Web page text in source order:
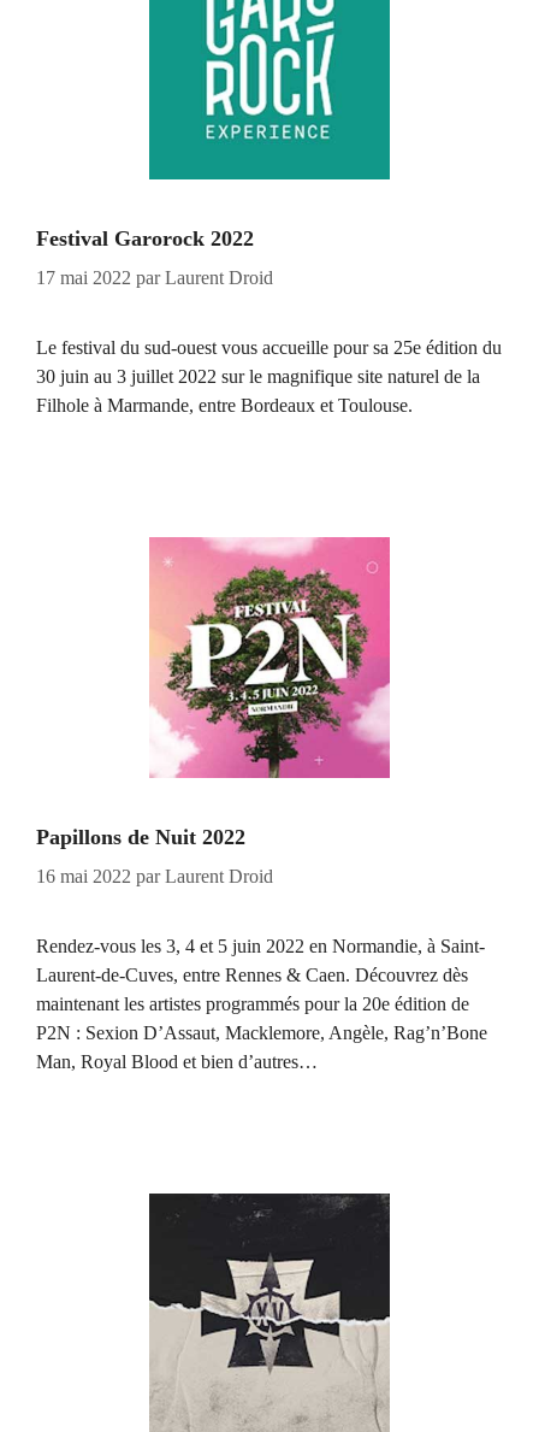
Festival Garorock 2022
17 mai 2022 parLaurent Droid
Le festival du sud-ouest vous accueille pour sa 25e édition du
30 juin au 3 juillet 2022 sur le magnifique site naturel de la
Filhole à Marmande, entre Bordeaux et Toulouse.
Papillons de Nuit 2022
16 mai 2022 parLaurent Droid
Rendez-vous les 3, 4 et 5 juin 2022 en Normandie, à Saint-
Laurent-de-Cuves, entre Rennes & Caen. Découvrez dès
maintenant les artistes programmés pour la 20e édition de
P2N : Sexion D’Assaut, Macklemore, Angèle, Rag’n’Bone
Man, Royal Blood et bien d’autres…